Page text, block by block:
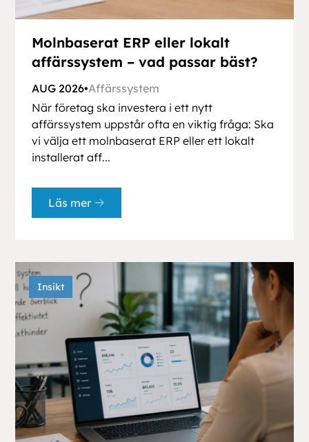
Molnbaserat ERP eller lokalt
affärssystem – vad passar bäst?
AUG 2026•Affärssystem
När företag ska investera i ett nytt
affärssystem uppstår ofta en viktig fråga: Ska
vi välja ett molnbaserat ERP eller ett lokalt
installerat aff...
Läs mer
Insikt